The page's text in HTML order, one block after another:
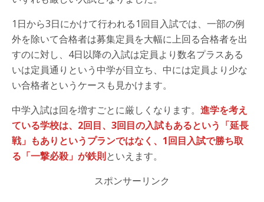
1日から3日にかけて行われる1回目入試では、一部の例
外を除いて合格者は募集定員を大幅に上回る合格者を出
すのに対し、4日以降の入試は定員より数名プラスある
いは定員通りという中学が目立ち、中には定員より少な
い合格者というケースも見かけます。
中学入試は回を増すごとに厳しくなります。 進学を考え
ている学校は、2回目、3回目の入試もあるという「延長
戦」もありというプランではなく、1回目入試で勝ち取
る「一撃必殺」が鉄則といえます。
スポンサーリンク